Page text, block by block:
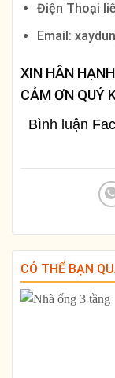
Điện Thoại
Email:
XIN HÂN
CẢM ƠN QUÝ
Bình luận
CÓ THỂ BẠN